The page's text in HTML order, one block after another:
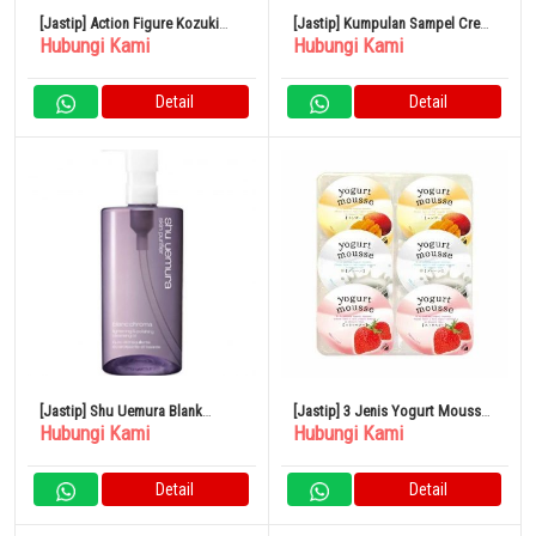
[Jastip] Action Figure Kozuki
Momonosuke “One Piece”
Hubungi Kami
Detail
[Jastip] Kumpulan Sampel Cre
de Peau Beauté
Hubungi Kami
Detail
[Jastip] Shu Uemura Blank
Chroma Bright & Polish
Hubungi Kami
Detail
[Jastip] 3 Jenis Yogurt Mousse
Bertekstur Halus
Hubungi Kami
Detail